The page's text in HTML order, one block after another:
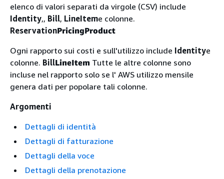
elenco di valori separati da virgole (CSV) include
Identity,, Bill, LineIteme colonne.
ReservationPricingProduct
Ogni rapporto sui costi e sull'utilizzo include Identitye
colonne. BillLineItem Tutte le altre colonne sono
incluse nel rapporto solo se l' AWS utilizzo mensile
genera dati per popolare tali colonne.
Argomenti
Dettagli di identità
Dettagli di fatturazione
Dettagli della voce
Dettagli della prenotazione